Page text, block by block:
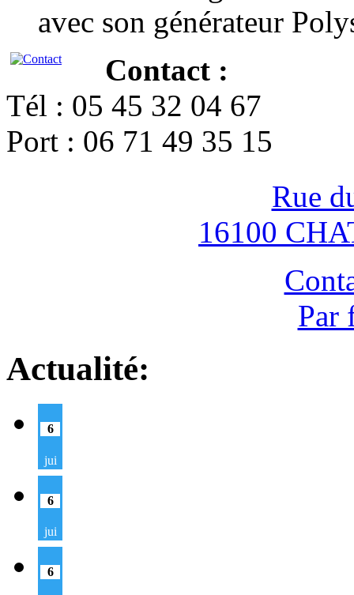
avec son générateur
Contact :
Tél : 05 45 32 04 67
Port : 06 71 49 35 15
Rue
16100
Par
Actualité:
6
jui
6
jui
6